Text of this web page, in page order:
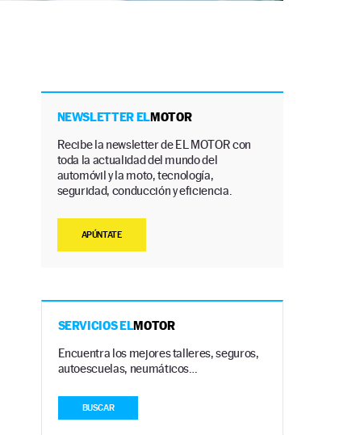
NEWSLETTER ELMOTOR
Recibe la newsletter de EL MOTOR con
toda la actualidad del mundo del
automóvil y la moto, tecnología,
seguridad, conducción y eficiencia.
APÚNTATE
SERVICIOS ELMOTOR
Encuentra los mejores talleres, seguros,
autoescuelas, neumáticos…
BUSCAR